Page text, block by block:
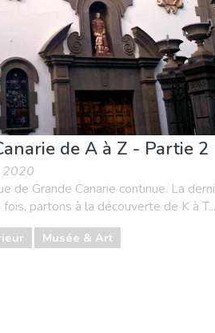
de A à Z - Partie 2
2020
de Grande Canarie continue. La
partons à la découverte de K à
Musée & Art